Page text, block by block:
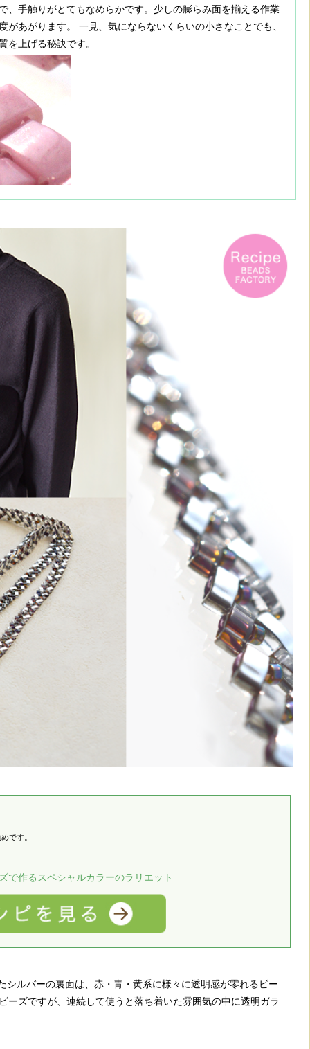
、手触りがとてもなめらかです。少しの膨らみ面を揃える作業
あがります。 一見、気にならないくらいの小さなことでも、
を上げる秘訣です。
です。
で作るスペシャルカラーのラリエット
シルバーの裏面は、赤・青・黄系に様々に透明感が零れるビー
ーズですが、連続して使うと落ち着いた雰囲気の中に透明ガラ